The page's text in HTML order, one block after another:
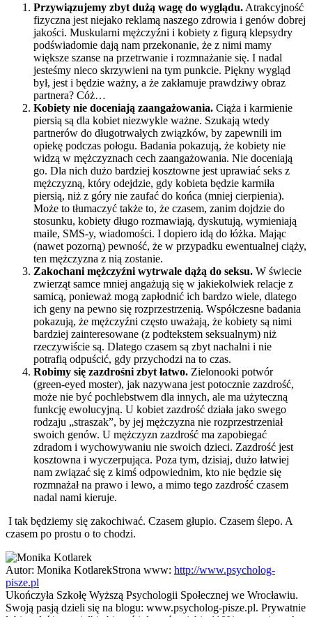
Przywiązujemy zbyt dużą wagę do wyglądu. Atrakcyjność
fizyczna jest niejako reklamą naszego zdrowia i genów dobrej
jakości. Muskularni mężczyźni i kobiety z figurą klepsydry
podświadomie dają nam przekonanie, że z nimi mamy
większe szanse na przetrwanie i rozmnażanie się. I nadal
jesteśmy nieco skrzywieni na tym punkcie. Piękny wygląd
był, jest i będzie ważny, a że zakłamuje prawdziwy obraz
partnera? Cóż…
Kobiety nie doceniają zaangażowania. Ciąża i karmienie
piersią są dla kobiet niezwykle ważne. Szukają wtedy
partnerów do długotrwałych związków, by zapewnili im
opiekę podczas połogu. Badania pokazują, że kobiety nie
widzą w mężczyznach cech zaangażowania. Nie doceniają
go. Dla nich dużo bardziej kosztowne jest uprawiać seks z
mężczyzną, który odejdzie, gdy kobieta będzie karmiła
piersią, niż z góry nie zaufać do końca (mniej cierpienia).
Może to tłumaczyć także to, że czasem, zanim dojdzie do
stosunku, kobiety długo rozmawiają, dyskutują, wymieniają
maile, SMS-y, wiadomości. I dopiero idą do łóżka. Mając
(nawet pozorną) pewność, że w przypadku ewentualnej ciąży,
ten mężczyzna z nią zostanie.
Zakochani mężczyźni wytrwale dążą do seksu. W świecie
zwierząt samce mniej angażują się w jakiekolwiek relacje z
samicą, ponieważ mogą zapłodnić ich bardzo wiele, dlatego
ich geny na pewno się rozprzestrzenią. Współczesne badania
pokazują, że mężczyźni często uważają, że kobiety są nimi
bardziej zainteresowane (z podtekstem seksualnym) niż
rzeczywiście są. Dlatego czasem są zbyt nachalni i nie
potrafią odpuścić, gdy przychodzi na to czas.
Robimy się zazdrośni zbyt łatwo. Zielonooki potwór
(green-eyed moster), jak nazywana jest potocznie zazdrość,
może nie być pochlebstwem dla innych, ale ma użyteczną
funkcję ewolucyjną. U kobiet zazdrość działa jako swego
rodzaju „straszak”, by jej mężczyzna nie rozprzestrzeniał
swoich genów. U mężczyzn zazdrość ma zapobiegać
zdradom i wychowywaniu nie swoich dzieci. Zazdrość jest
kosztowna i wyczerpująca. Poza tym, dzisiaj, dużo łatwiej
nam związać się z kimś odpowiednim, kto nie będzie się
rozmnażał na prawo i lewo, a mimo tego zazdrość czasem
nadal nami kieruje.
I tak będziemy się zakochiwać. Czasem głupio. Czasem ślepo. A
czasem po prostu o to chodzi.
Autor: Monika KotlarekStrona www: http://www.psycholog-
pisze.pl
Ukończyła Szkołę Wyższą Psychologii Społecznej we Wrocławiu.
Swoją pasją dzieli się na blogu: www.psycholog-pisze.pl. Prywatnie